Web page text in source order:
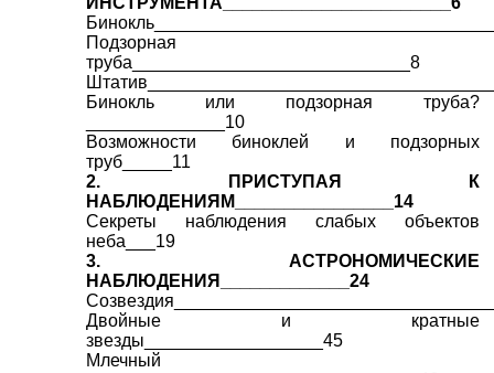
Подзорная
труба____________________________8
Бинокль или подзорная труба?
______________10
Возможности биноклей и подзорных
труб_____11
2. ПРИСТУПАЯ К
НАБЛЮДЕНИЯМ________________14
Секреты наблюдения слабых объектов
неба___19
3. АСТРОНОМИЧЕСКИЕ
НАБЛЮДЕНИЯ_____________24
Двойные и кратные
звезды__________________45
Млечный